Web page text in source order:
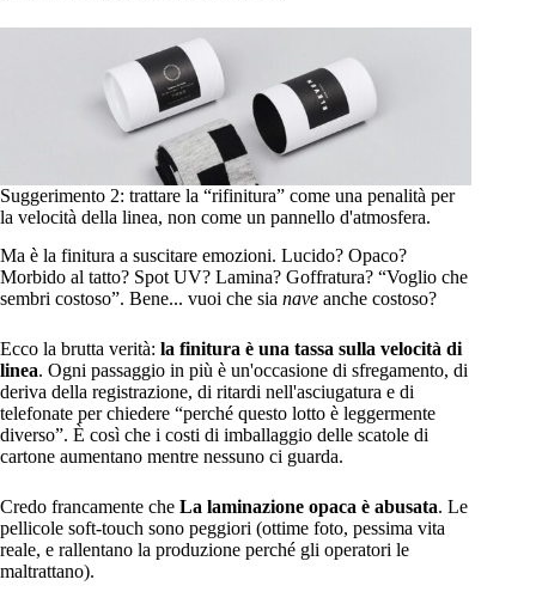
Suggerimento 2: trattare la “rifinitura” come una penalità per
la velocità della linea, non come un pannello d'atmosfera.
Ma è la finitura a suscitare emozioni. Lucido? Opaco?
Morbido al tatto? Spot UV? Lamina? Goffratura? “Voglio che
sembri costoso”. Bene... vuoi che sia nave anche costoso?
Ecco la brutta verità: la finitura è una tassa sulla velocità di
linea. Ogni passaggio in più è un'occasione di sfregamento, di
deriva della registrazione, di ritardi nell'asciugatura e di
telefonate per chiedere “perché questo lotto è leggermente
diverso”. È così che i costi di imballaggio delle scatole di
cartone aumentano mentre nessuno ci guarda.
Credo francamente che La laminazione opaca è abusata. Le
pellicole soft-touch sono peggiori (ottime foto, pessima vita
reale, e rallentano la produzione perché gli operatori le
maltrattano).